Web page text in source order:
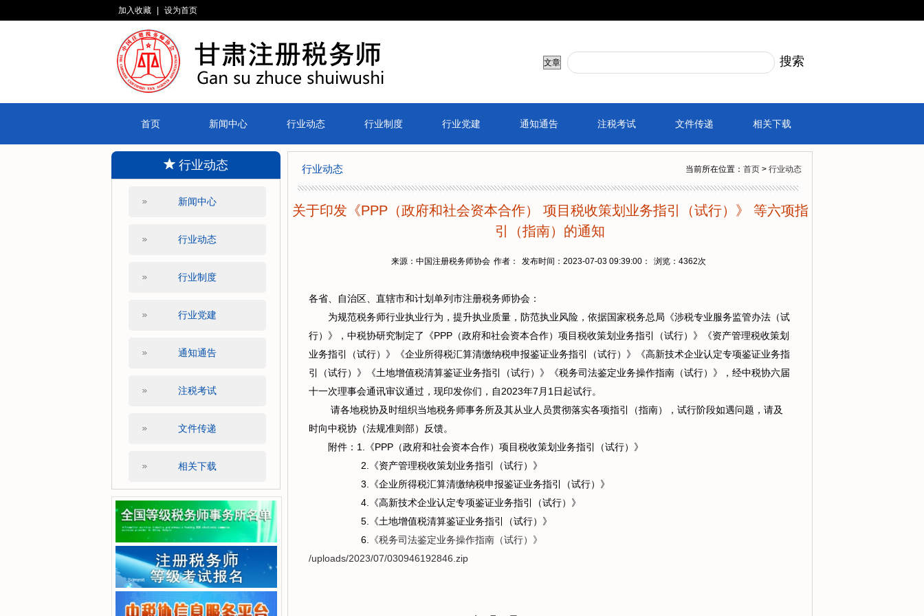
加入收藏 设为首页
首页 新闻中心 行业动态 行业制度 行业党建 通知通告 注税考试 文件传递 相关下载
行业动态
新闻中心
行业动态
行业制度
行业党建
通知通告
注税考试
文件传递
相关下载
行业动态 当前所在位置： 首页 > 行业动态
关于印发《PPP（政府和社会资本合作） 项目税收策划业务指引（试行）》 等六项指
引（指南）的通知
来源：中国注册税务师协会 作者： 发布时间：2023-07-03 09:39:00： 浏览： 4362次
各省、自治区、直辖市和计划单列市注册税务师协会：
为规范税务师行业执业行为，提升执业质量，防范执业风险，依据国家税务总局《涉税专业服务监管办法（试
行）》，中税协研究制定了《PPP（政府和社会资本合作）项目税收策划业务指引（试行）》《资产管理税收策划
业务指引（试行）》《企业所得税汇算清缴纳税申报鉴证业务指引（试行）》《高新技术企业认定专项鉴证业务指
引（试行）》《土地增值税清算鉴证业务指引（试行）》《税务司法鉴定业务操作指南（试行）》，经中税协六届
十一次理事会通讯审议通过，现印发你们，自2023年7月1日起试行。
请各地税协及时组织当地税务师事务所及其从业人员贯彻落实各项指引（指南），试行阶段如遇问题，请及
时向中税协（法规准则部）反馈。
附件：1.
《PPP（政府和社会资本合作）项目税收策划业务指引（试行）》
2.
《资产管理税收策划业务指引（试行）》
3.
《企业所得税汇算清缴纳税申报鉴证业务指引（试行）》
4.
《高新技术企业认定专项鉴证业务指引（试行）》
5.
《土地增值税清算鉴证业务指引（试行）》
6.
《税务司法鉴定业务操作指南（试行）》
/uploads/2023/07/030946192846.zip